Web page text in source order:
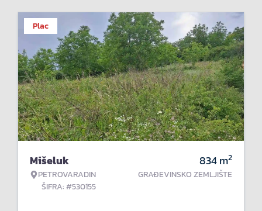
Plac
Mišeluk
PETROVARADIN
ŠIFRA: #530155
834m2
GRAĐEVINSKO ZEMLJIŠTE